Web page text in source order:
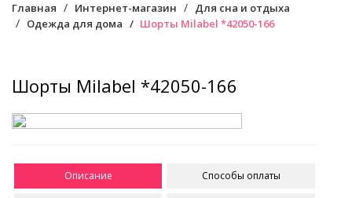
Главная Интернет-магазин
Для сна и отдыха
Одежда для дома
Шорты Milabel *42050-166
Шорты Milabel *42050-166
Описание Способы оплаты